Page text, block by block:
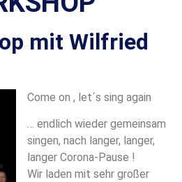
mit Wilfried
Come on , let´s sing again
… endlich wieder gemeinsam
singen, nach langer, langer,
langer Corona-Pause !
Wir laden mit sehr großer